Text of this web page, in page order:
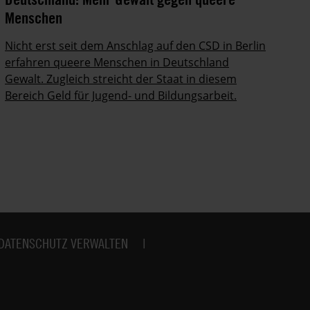
Menschen
Nicht erst seit dem Anschlag auf den CSD in Berlin
erfahren queere Menschen in Deutschland
Gewalt. Zugleich streicht der Staat in diesem
Bereich Geld für Jugend- und Bildungsarbeit.
VERWALTEN